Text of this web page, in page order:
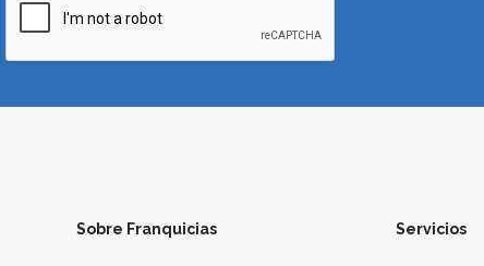
Sobre Franquicias Servicios